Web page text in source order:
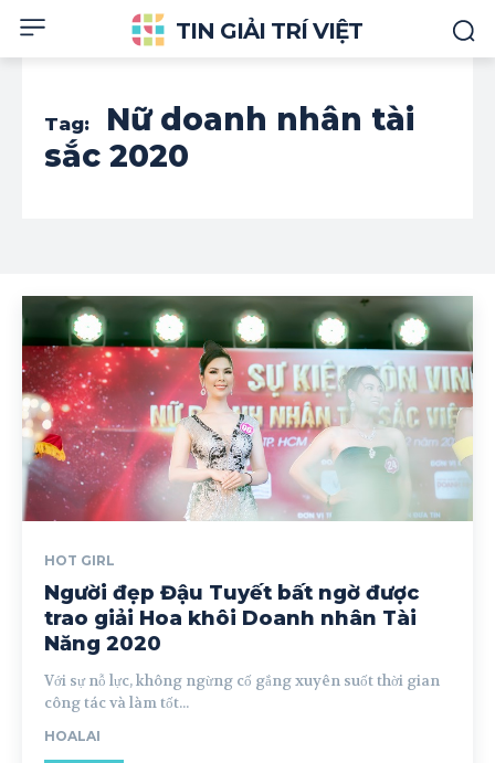
TIN GIẢI TRÍ VIỆT
Tag:
Nữ doanh nhân tài
sắc 2020
HOT GIRL
Người đẹp Đậu Tuyết bất ngờ được
trao giải Hoa khôi Doanh nhân Tài
Năng 2020
Với sự nỗ lực, không ngừng cố gắng xuyên suốt thời gian
công tác và làm tốt...
HOALAI